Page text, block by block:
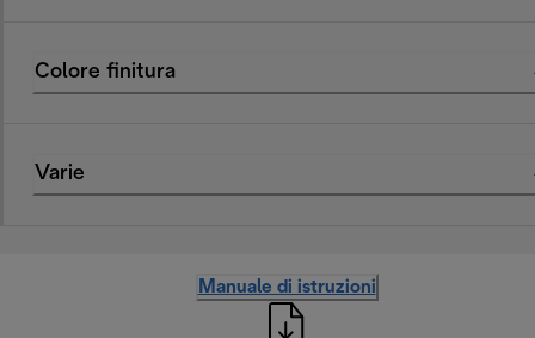
Colore finitura
Varie
Manuale di istruzioni